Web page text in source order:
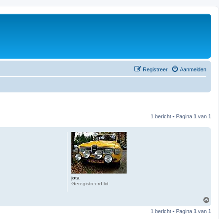
Aanmelden
Registreer
1 bericht • Pagina 1 van 1
jota
Geregistreerd lid
h
1 bericht • Pagina 1 van 1